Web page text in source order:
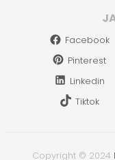
Facebook
Pinterest
Linkedin
Tiktok
Copyright © 2024